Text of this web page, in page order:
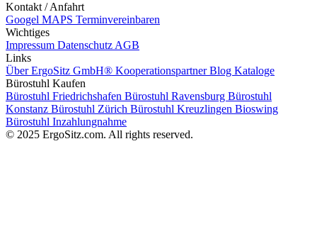
Kontakt / Anfahrt
Googel MAPS Terminvereinbaren
Wichtiges
Impressum Datenschutz AGB
Links
Über ErgoSitz GmbH® KooperationspartnerBlog Kataloge
Bürostuhl Kaufen
Bürostuhl Friedrichshafen Bürostuhl Ravensburg Bürostuhl
Konstanz Bürostuhl Zürich Bürostuhl Kreuzlingen Bioswing
Bürostuhl Inzahlungnahme
© 2025 ErgoSitz.com. All rights reserved.